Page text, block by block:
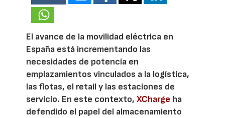
El avance de la movilidad eléctrica en
España está incrementando las
necesidades de potencia en
emplazamientos vinculados a la logística,
las flotas, el retail y las estaciones de
servicio. En este contexto,XCharge ha
defendido el papel del almacenamiento